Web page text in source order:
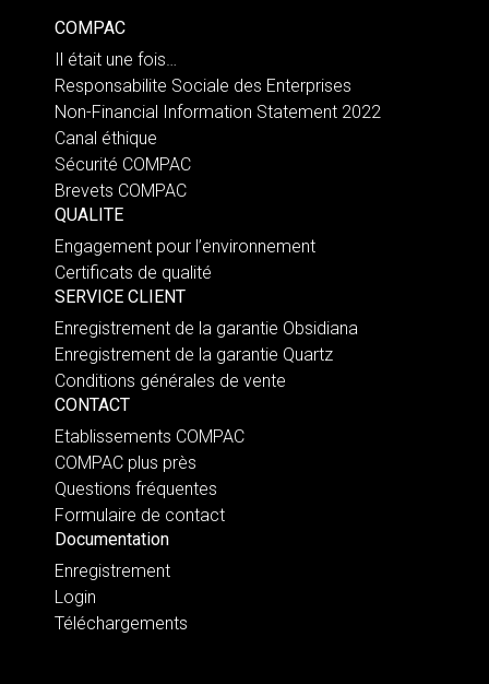
COMPAC
Il était une fois…
Responsabilite Sociale des Enterprises
Non-Financial Information Statement 2022
Canal éthique
Sécurité COMPAC
Brevets COMPAC
QUALITE
Engagement pour l’environnement
Certificats de qualité
SERVICE CLIENT
Enregistrement de la garantie Obsidiana
Enregistrement de la garantie Quartz
Conditions générales de vente
CONTACT
Etablissements COMPAC
COMPAC plus près
Questions fréquentes
Formulaire de contact
Documentation
Enregistrement
Login
Téléchargements